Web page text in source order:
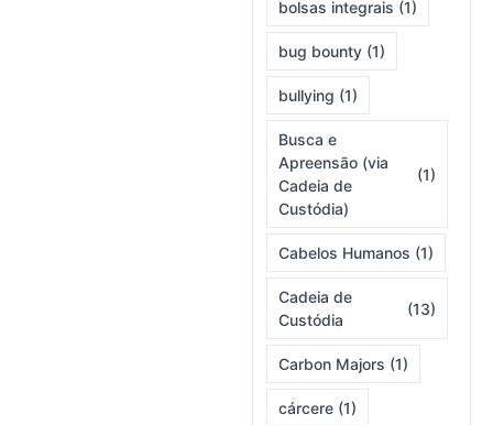
bolsas integrais (1)
bug bounty (1)
bullying (1)
Busca e
Apreensão (via
Cadeia de
Custódia)
(1)
Cabelos Humanos (1)
Cadeia de
Custódia
(13)
Carbon Majors (1)
cárcere (1)